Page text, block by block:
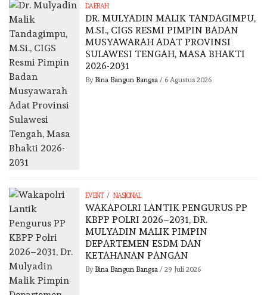
DAERAH
DR. MULYADIN MALIK TANDAGIMPU,
M.SI., CIGS RESMI PIMPIN BADAN
MUSYAWARAH ADAT PROVINSI
SULAWESI TENGAH, MASA BHAKTI
2026-2031
By Bina Bangun Bangsa / 6 Agustus 2026
EVENT / NASIONAL
WAKAPOLRI LANTIK PENGURUS PP
KBPP POLRI 2026–2031, DR.
MULYADIN MALIK PIMPIN
DEPARTEMEN ESDM DAN
KETAHANAN PANGAN
By Bina Bangun Bangsa / 29 Juli 2026